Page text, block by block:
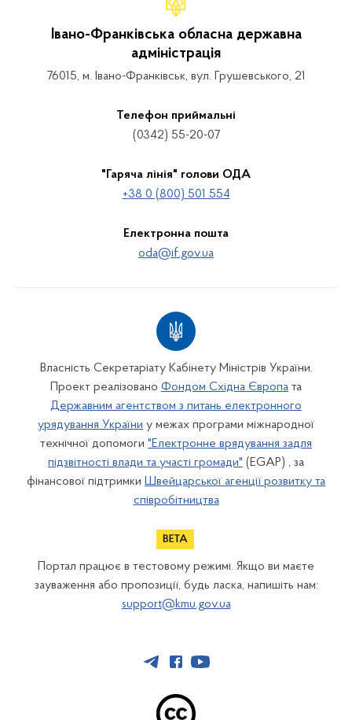
Івано-Франківська обласна державна
адміністрація
76015, м. Івано-Франківськ, вул. Грушевського, 21
Телефон приймальні
(0342) 55-20-07
"Гаряча лінія" голови ОДА
+38 0 (800) 501 554
Електронна пошта
oda@if.gov.ua
Власність Секретаріату Кабінету Міністрів України.
Проект реалізовано Фондом Східна Європа та
Державним агентством з питань електронного
урядування України у межах програми міжнародної
технічної допомоги "Електронне врядування задля
підзвітності влади та участі громади" (EGAP) , за
фінансової підтримки Швейцарської агенції розвитку та
співробітництва
Портал працює в тестовому режимі. Якщо ви маєте
зауваження або пропозиції, будь ласка, напишіть нам:
support@kmu.gov.ua